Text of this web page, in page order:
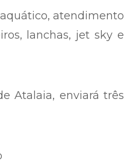
atendimento
lanchas, jet sky e
Atalaia, enviará três